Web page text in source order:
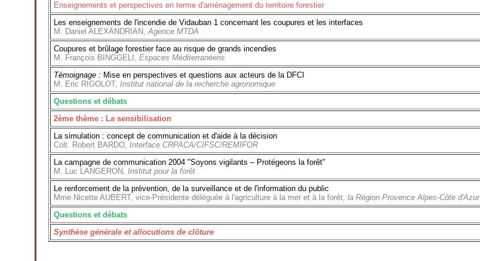
Enseignements et perspectives en terme d'aménagement du territoire forestier
Les enseignements de l'incendie de Vidauban 1 concernant les coupures et les interfaces
M. Daniel ALEXANDRIAN,Agence MTDA
Coupures et brûlage forestier face au risque de grands incendies
M. François BINGGELI, Espaces Méditerranéens
Témoignage : Mise en perspectives et questions aux acteurs de la DFCI
M. Eric RIGOLOT, Institut national de la recherche agronomique
Questions et débats
2ème thème : La sensibilisation
La simulation : concept de communication et d'aide à la décision
Colt. Robert BARDO, Interface CRPACA/CIFSC/REMIFOR
La campagne de communication 2004 "Soyons vigilants – Protégeons la forêt"
M. Luc LANGERON, Institut pour la forêt
Le renforcement de la prévention, de la surveillance et de l'information du public
Mme Nicette AUBERT, vice-Présidente déléguée à l'agriculture à la mer et à la forêt, la Région Provence Alpes-Côte d'Azur
Questions et débats
Synthèse générale et allocutions de clôture